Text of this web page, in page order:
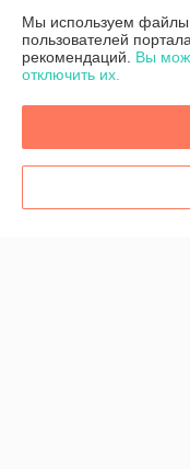
Сделка
Покупатель
Мы используем файлы
пользователей
рекомендаций. Вы
отключить их.